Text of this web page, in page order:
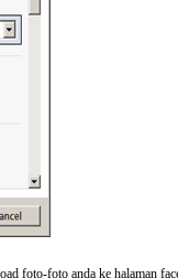
foto-foto anda ke halaman